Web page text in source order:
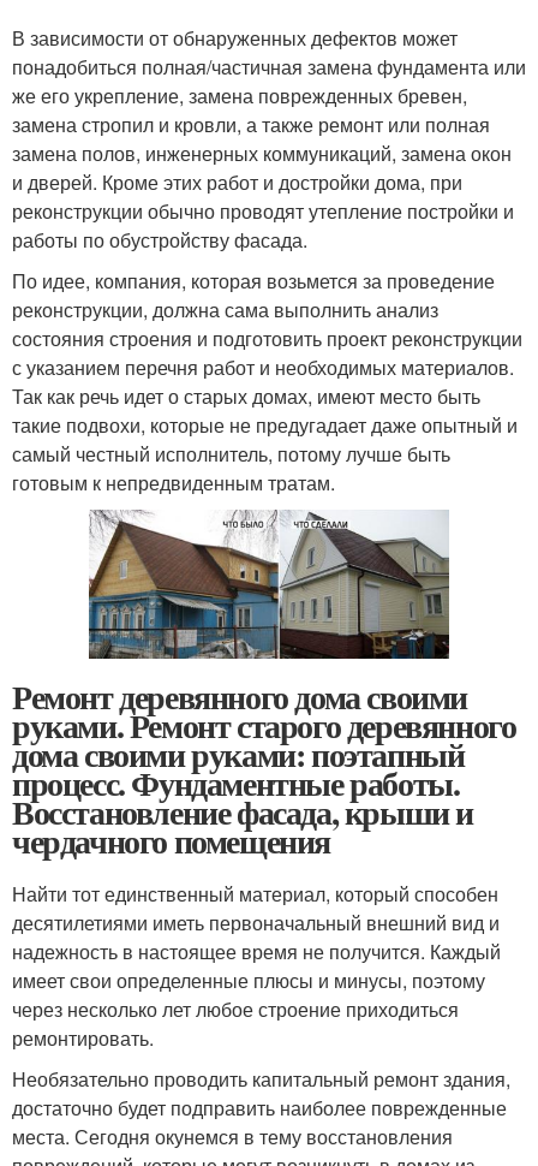
В зависимости от обнаруженных дефектов может
понадобиться полная/частичная замена фундамента или
же его укрепление, замена поврежденных бревен,
замена стропил и кровли, а также ремонт или полная
замена полов, инженерных коммуникаций, замена окон
и дверей. Кроме этих работ и достройки дома, при
реконструкции обычно проводят утепление постройки и
работы по обустройству фасада.
По идее, компания, которая возьмется за проведение
реконструкции, должна сама выполнить анализ
состояния строения и подготовить проект реконструкции
с указанием перечня работ и необходимых материалов.
Так как речь идет о старых домах, имеют место быть
такие подвохи, которые не предугадает даже опытный и
самый честный исполнитель, потому лучше быть
готовым к непредвиденным тратам.
Ремонт деревянного дома своими
руками. Ремонт старого деревянного
дома своими руками: поэтапный
процесс. Фундаментные работы.
Восстановление фасада, крыши и
чердачного помещения
Найти тот единственный материал, который способен
десятилетиями иметь первоначальный внешний вид и
надежность в настоящее время не получится. Каждый
имеет свои определенные плюсы и минусы, поэтому
через несколько лет любое строение приходиться
ремонтировать.
Необязательно проводить капитальный ремонт здания,
достаточно будет подправить наиболее поврежденные
места. Сегодня окунемся в тему восстановления